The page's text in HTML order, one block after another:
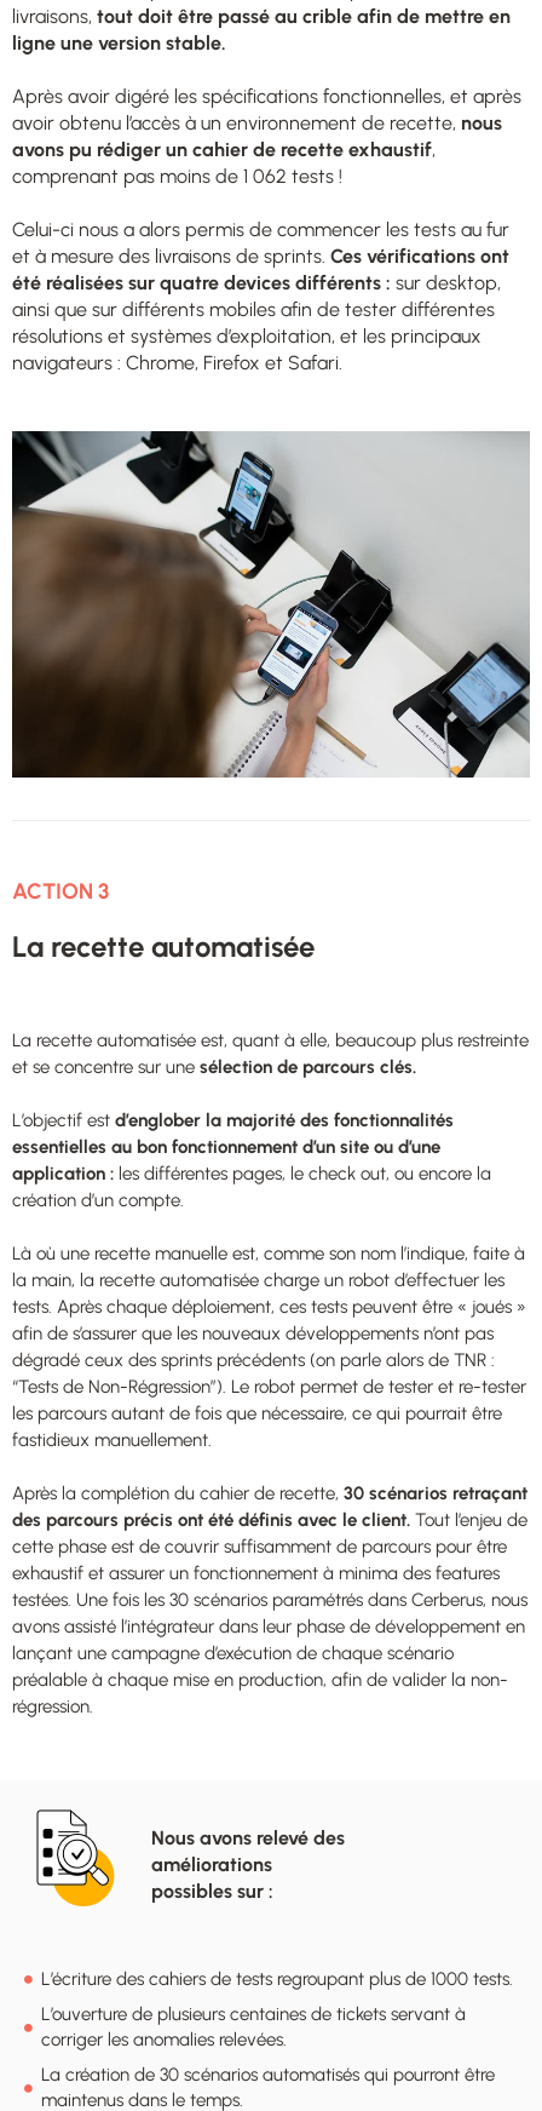
livraisons, tout doit être passé au crible afin de mettre en
ligne une version stable.
Après avoir digéré les spécifications fonctionnelles, et après
avoir obtenu l’accès à un environnement de recette, nous
avons pu rédiger un cahier de recette exhaustif,
comprenant pas moins de 1 062 tests !
Celui-ci nous a alors permis de commencer les tests au fur
et à mesure des livraisons de sprints. Ces vérifications ont
été réalisées sur quatre devices différents : sur desktop,
ainsi que sur différents mobiles afin de tester différentes
résolutions et systèmes d’exploitation, et les principaux
navigateurs : Chrome, Firefox et Safari.
ACTION 3
La recette automatisée
La recette automatisée est, quant à elle, beaucoup plus restreinte
et se concentre sur une sélection de parcours clés.
L’objectif est d’englober la majorité des fonctionnalités
essentielles au bon fonctionnement d’un site ou d’une
application : les différentes pages, le check out, ou encore la
création d’un compte.
Là où une recette manuelle est, comme son nom l’indique, faite à
la main, la recette automatisée charge un robot d’effectuer les
tests. Après chaque déploiement, ces tests peuvent être « joués »
afin de s’assurer que les nouveaux développements n’ont pas
dégradé ceux des sprints précédents (on parle alors de TNR :
“Tests de Non-Régression”). Le robot permet de tester et re-tester
les parcours autant de fois que nécessaire, ce qui pourrait être
fastidieux manuellement.
Après la complétion du cahier de recette, 30 scénarios retraçant
des parcours précis ont été définis avec le client. Tout l’enjeu de
cette phase est de couvrir suffisamment de parcours pour être
exhaustif et assurer un fonctionnement à minima des features
testées. Une fois les 30 scénarios paramétrés dans Cerberus, nous
avons assisté l’intégrateur dans leur phase de développement en
lançant une campagne d’exécution de chaque scénario
préalable à chaque mise en production, afin de valider la non-
régression.
Nous avons relevé des
améliorations
possibles sur :
L’écriture des cahiers de tests regroupant plus de 1000 tests.
L’ouverture de plusieurs centaines de tickets servant à
corriger les anomalies relevées.
La création de 30 scénarios automatisés qui pourront être
maintenus dans le temps.